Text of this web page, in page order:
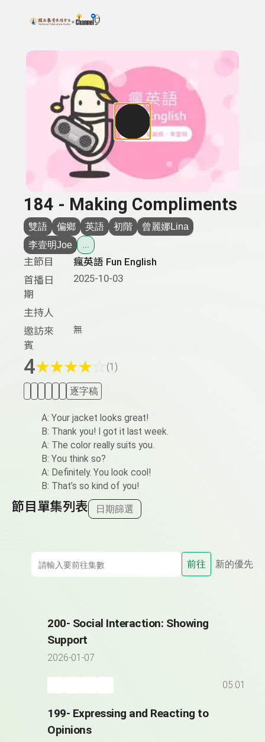
上方功能區塊
搜尋關鍵字：可輸入節目名稱、主持人或關鍵字
184 - Making Compliments
雙語 偏鄉 英語 初階
曾麗娜Lina
李壹明Joe
主節目
瘋英語 Fun English
首播日
期
2025-10-03
主持人
邀訪來
賓
無
4★★★★ (1)
逐字稿
A: Your jacket looks great!
B: Thank you! I got it last week.
A: The color really suits you.
B: You think so?
A: Definitely. You look cool!
B: That’s so kind of you!
節目單集列表 日期篩選
前往 新的優先
200- Social Interaction: Showing
Support
2026-01-07
05:01
199- Expressing and Reacting to
Opinions